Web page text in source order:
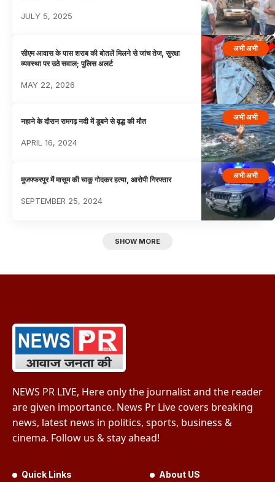
JULY 5, 2025
अभी अभी
सीएम आवास के पास शराब की बोतलें मिलने से जांच तेज, सुरक्षा
व्यवस्था पर उठे सवाल; पुलिस अलर्ट
MAY 22, 2026
अभी अभी
नहाने के दौरान रामगढ़ नदी में डूबने से वृद्ध की मौत
APRIL 16, 2024
अभी अभी
मुजफ्फरपुर में मासूम की चाकू गोदकर हत्या, आरोपी गिरफ्तार
SEPTEMBER 25, 2024
SHOW MORE
NEWS PR LIVE, Here only the journalist and the reader
are given importance. News Pr Live covers breaking
news, latest news in politics, sports, business &
cinema. Follow us & stay ahead!
Quick Links About US